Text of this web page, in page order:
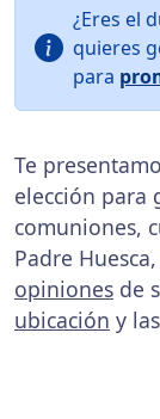
¿Eres el
quieres
para
Te
elección para
comuniones,
Padre
opiniones de
ubicación y